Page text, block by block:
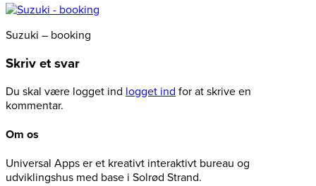
Suzuki – booking
Skriv et svar
Du skal være logget ind logget ind for at skrive en
kommentar.
Om os
Universal Apps er et kreativt interaktivt bureau og
udviklingshus med base i Solrød Strand.